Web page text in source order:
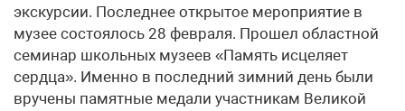
экскурсии. Последнее открытое мероприятие в
музее состоялось 28 февраля. Прошел областной
семинар школьных музеев «Память исцеляет
сердца». Именно в последний зимний день были
вручены памятные медали участникам Великой